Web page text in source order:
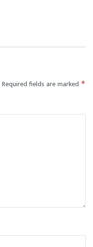
Required fields are marked *